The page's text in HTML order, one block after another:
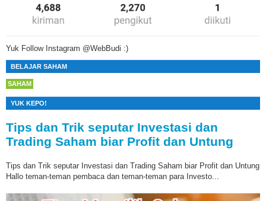
Yuk Follow Instagram @WebBudi :)
BELAJAR SAHAM
SAHAM
YUK KEPO!
Tips dan Trik seputar Investasi dan
Trading Saham biar Profit dan Untung
Tips dan Trik seputar Investasi dan Trading Saham biar Profit dan Untung
Hallo teman-teman pembaca dan teman-teman para Investo...